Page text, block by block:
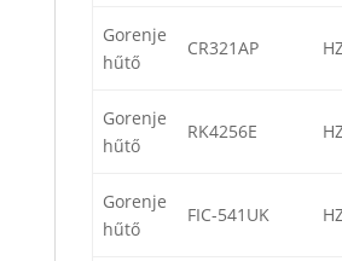
Gorenje
hűtő
CR321AP
Gorenje
hűtő
RK4256E
Gorenje
hűtő
FIC-541UK